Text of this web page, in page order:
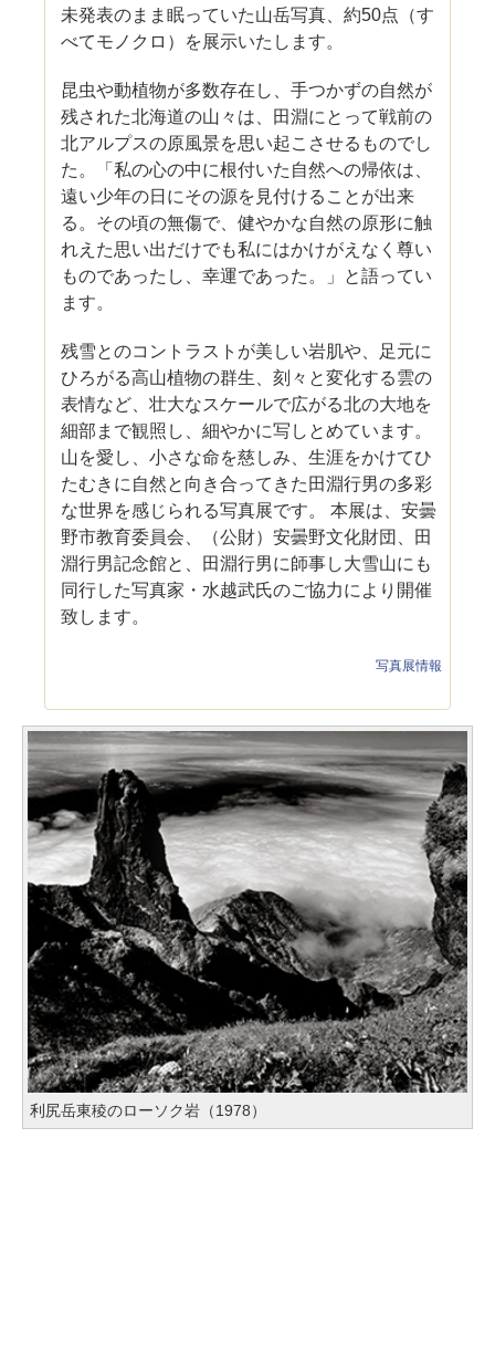
未発表のまま眠っていた山岳写真、約50点（す
べてモノクロ）を展示いたします。
昆虫や動植物が多数存在し、手つかずの自然が
残された北海道の山々は、田淵にとって戦前の
北アルプスの原風景を思い起こさせるものでし
た。「私の心の中に根付いた自然への帰依は、
遠い少年の日にその源を見付けることが出来
る。その頃の無傷で、健やかな自然の原形に触
れえた思い出だけでも私にはかけがえなく尊い
ものであったし、幸運であった。」と語ってい
ます。
残雪とのコントラストが美しい岩肌や、足元に
ひろがる高山植物の群生、刻々と変化する雲の
表情など、壮大なスケールで広がる北の大地を
細部まで観照し、細やかに写しとめています。
山を愛し、小さな命を慈しみ、生涯をかけてひ
たむきに自然と向き合ってきた田淵行男の多彩
な世界を感じられる写真展です。 本展は、安曇
野市教育委員会、（公財）安曇野文化財団、田
淵行男記念館と、田淵行男に師事し大雪山にも
同行した写真家・水越武氏のご協力により開催
致します。
写真展情報
利尻岳東稜のローソク岩（1978）